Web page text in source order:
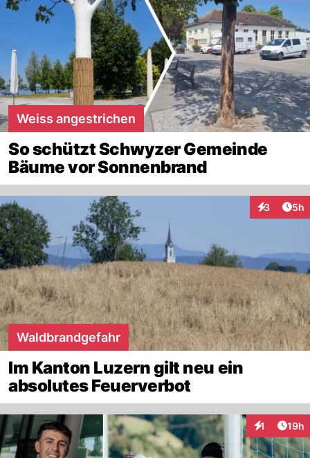
Weiss angestrichen
So schützt Schwyzer Gemeinde
Bäume vor Sonnenbrand
3 5h
Waldbrandgefahr
Im Kanton Luzern gilt neu ein
absolutes Feuerverbot
1 19h